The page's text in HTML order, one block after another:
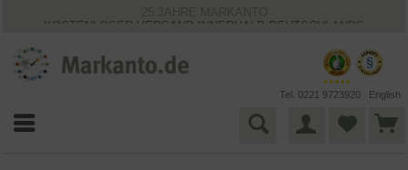
KOSTENLOSER VERSAND INNERHALB DEUTSCHLANDS
VIELFÄLTIGE ZAHLUNGSMÖGLICHKEITEN
BESTPRICE-GARANTIE
Tel. 0221 9723920 English